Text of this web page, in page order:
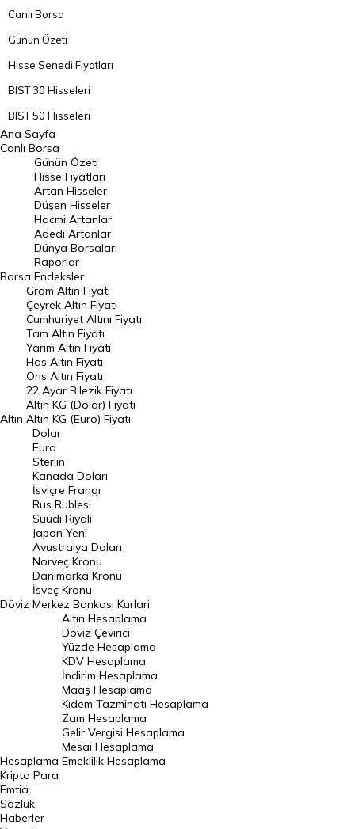
Canlı Borsa
Günün Özeti
Hisse Senedi Fiyatları
BIST 30 Hisseleri
BIST 50 Hisseleri
BIST 100 Hisseleri
En Çok Artan Hisseler
En Çok Düşen Hisseler
Hacmi Artanlar
Geçmiş Kapanışlar
Dünya Borsaları
Raporlar
Endeksler
DÖVİZ
Döviz Kuru
Dolar Kuru
Euro Kuru
Pound Kuru
Frank Kuru
Riyal Kuru
Avustralya Doları
Danimarka Kronu Kuru
Kanada Doları Kuru
Norveç Kronu Kuru
İsveç Kronu Kuru
Japon Yeni Kuru
Serbest Piyasa Döviz Kurları
Merkez Bankası Döviz Kurları
Altın Fiyatları
Gram Altın Fiyatı
Çeyrek Altın Fiyatı
Ana Sayfa
Canlı Borsa
Borsa
Günün Özeti
Hisse Fiyatları
Artan Hisseler
Düşen Hisseler
Hacmi Artanlar
Adedi Artanlar
Dünya Borsaları
Raporlar
Endeksler
Altın
Gram Altın Fiyatı
Çeyrek Altın Fiyatı
Cumhuriyet Altını Fiyatı
Tam Altın Fiyatı
Yarım Altın Fiyatı
Has Altın Fiyatı
Ons Altın Fiyatı
22 Ayar Bilezik Fiyatı
Altın KG (Dolar) Fiyatı
Altın KG (Euro) Fiyatı
Döviz
Dolar
Euro
Sterlin
Kanada Doları
İsviçre Frangı
Rus Rublesi
Suudi Riyali
Japon Yeni
Avustralya Doları
Norveç Kronu
Danimarka Kronu
İsveç Kronu
Merkez Bankası Kurlari
Hesaplama
Altın Hesaplama
Döviz Çevirici
Yüzde Hesaplama
KDV Hesaplama
İndirim Hesaplama
Maaş Hesaplama
Kıdem Tazminatı Hesaplama
Zam Hesaplama
Gelir Vergisi Hesaplama
Mesai Hesaplama
Emeklilik Hesaplama
Kripto Para
Emtia
Sözlük
Haberler